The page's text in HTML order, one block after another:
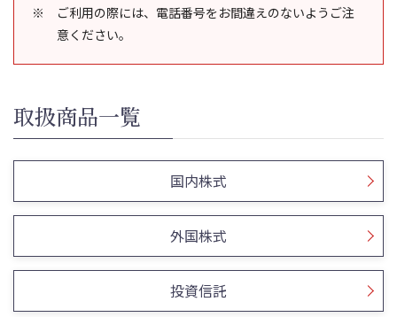
ご利用の際には、電話番号をお間違えのないようご注
意ください。
取扱商品一覧
国内株式
外国株式
投資信託